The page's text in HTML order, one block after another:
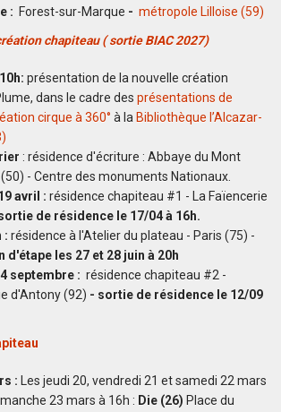
: Forest-sur-Marque - métropole Lilloise (59)
chapiteau ( sortie BIAC 2027)
présentation de la nouvelle création
dans le cadre des présentations de
cirque à 360° à la Bibliothèque l’Alcazar-
: résidence d'écriture : Abbaye du Mont
- Centre des monuments Nationaux.
avril : résidence chapiteau #1 - La Faïencerie
de résidence le 17/04 à 16h.
: résidence à l'Atelier du plateau - Paris (75) -
d'étape les 27 et 28 juin à 20h
septembre : résidence chapiteau #2 -
d'Antony (92) - sortie de résidence le 12/09
:
Les jeudi 20, vendredi 21 et samedi 22 mars
23 mars à 16h : Die (26) Place du